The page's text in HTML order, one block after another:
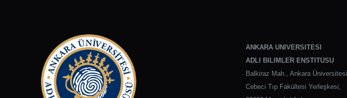
ANKARA UNIVERSITESI
ADLI BILIMLER ENSTITUSU
Balkiraz Mah., Ankara Üniversitesi
Cebeci Tıp Fakültesi Yerleşkesi,